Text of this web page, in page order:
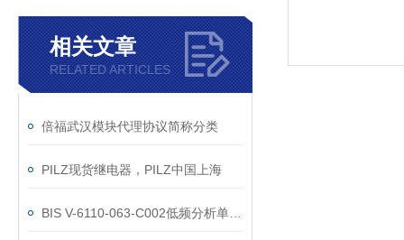
相关文章
RELATED ARTICLES
倍福武汉模块代理协议简称分类
PILZ现货继电器，PILZ中国上海